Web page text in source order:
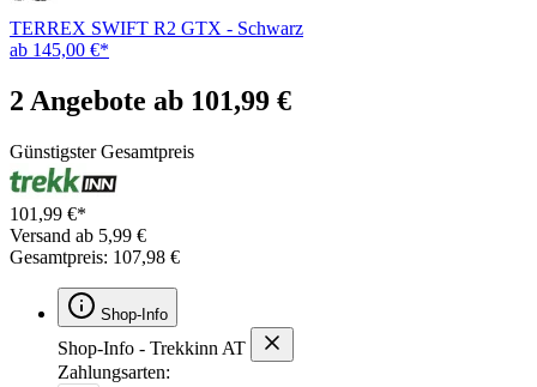
TERREX SWIFT R2 GTX - Schwarz
ab 145,00 €*
2 Angebote ab 101,99 €
Günstigster Gesamtpreis
101,99 €*
Versand ab 5,99 €
Gesamtpreis: 107,98 €
Shop-Info
Shop-Info - Trekkinn AT
Zahlungsarten: